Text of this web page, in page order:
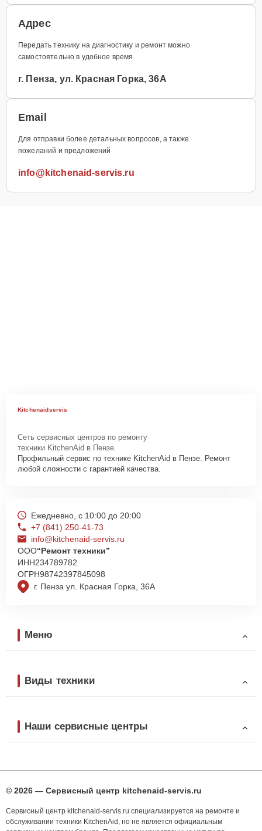
Адрес
Передать технику на диагностику и ремонт можно
самостоятельно в удобное время
г. Пенза, ул. Красная Горка, 36А
Email
Для отправки более детальных вопросов, а также
пожеланий и предложений
info@kitchenaid-servis.ru
Kitchenaidservis
Сеть сервисных центров по ремонту
техники KitchenAid в Пензе.
Профильный сервис по технике KitchenAid в Пензе. Ремонт
любой сложности с гарантией качества.
г. Пенза ул. Красная Горка, 36А
Ежедневно, с 10:00 до 20:00
+7 (841) 250-41-73
info@kitchenaid-servis.ru
ООО“Ремонт техники”
ИНН234789782
ОГРН98742397845098
Меню
Виды техники
Наши сервисные центры
© 2026 — Сервисный центр kitchenaid-servis.ru
Сервисный центр kitchenaid-servis.ru специализируется на ремонте и
обслуживании техники KitchenAid, но не является официальным